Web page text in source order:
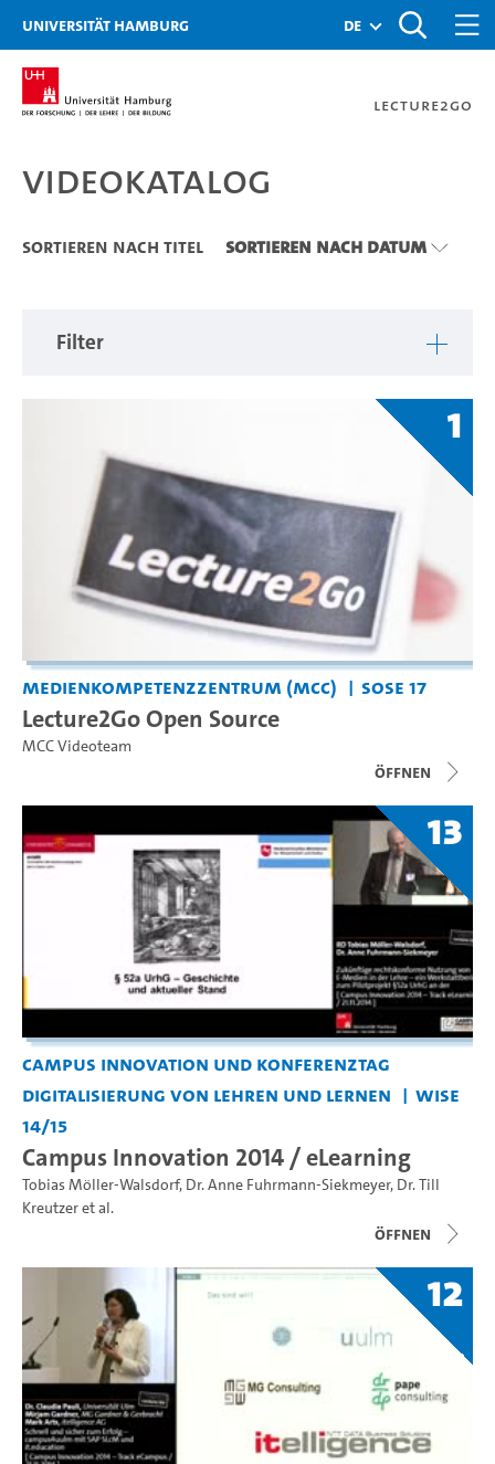
Zu den Filtern
Zur Metanavigation
Zur Hauptnavigation
Zur Suche
Zum Inhalt
Zum Seitenfuss
Universität Hamburg de
Lecture2Go
Videokatalog
Videokatalog
Sortieren nach Titel Sortieren nach Datum
Filter
1
Medienkompetenzzentrum (MCC) SoSe 17
Lecture2Go Open Source
MCC Videoteam
Öffnen
13
Campus Innovation und Konferenztag
Digitalisierung von Lehren und Lernen
WiSe
14/15
Campus Innovation 2014 / eLearning
Tobias Möller-Walsdorf, Dr. Anne Fuhrmann-Siekmeyer, Dr. Till
Kreutzeret al.
Öffnen
12